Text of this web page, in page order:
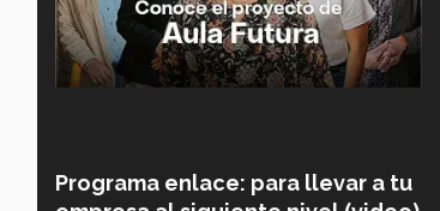
Programa enlace: para llevar a tu